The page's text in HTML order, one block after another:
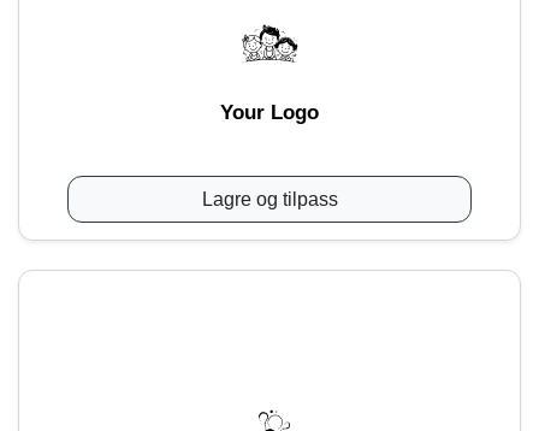
Your Logo
Lagre og tilpass